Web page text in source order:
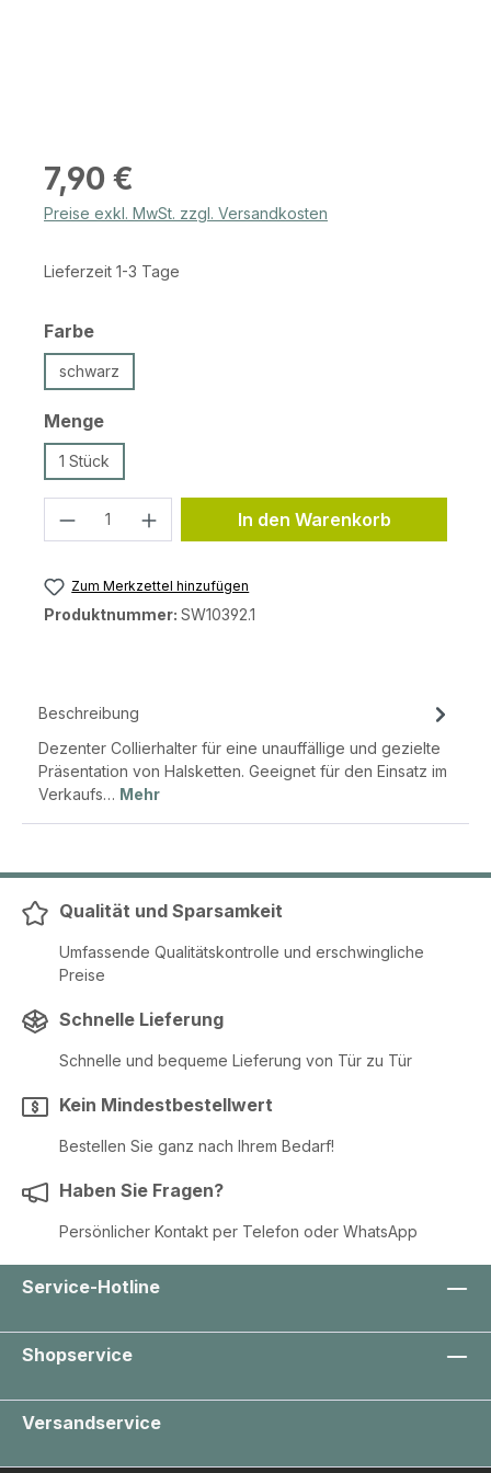
Regulärer Preis:
7,90 €
Preise exkl. MwSt. zzgl. Versandkosten
Lieferzeit 1-3 Tage
Farbeauswählen
schwarz
Mengeauswählen
1 Stück
Produkt Anzahl: Gib den
In den Warenkorb
Zum Merkzettel hinzufügen
Produktnummer: SW10392.1
Beschreibung
Dezenter Collierhalter für eine unauffällige und gezielte
Präsentation von Halsketten. Geeignet für den Einsatz im
Verkaufs… Mehr
Qualität und Sparsamkeit
Umfassende Qualitätskontrolle und erschwingliche
Preise
Schnelle Lieferung
Schnelle und bequeme Lieferung von Tür zu Tür
Kein Mindestbestellwert
Bestellen Sie ganz nach Ihrem Bedarf!
Haben Sie Fragen?
Persönlicher Kontakt per Telefon oder WhatsApp
Service-Hotline
Shopservice
Versandservice